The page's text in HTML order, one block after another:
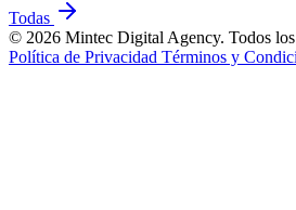
Todas
© 2026 Mintec Digital Agency. Todos los
Política de Privacidad Términos y